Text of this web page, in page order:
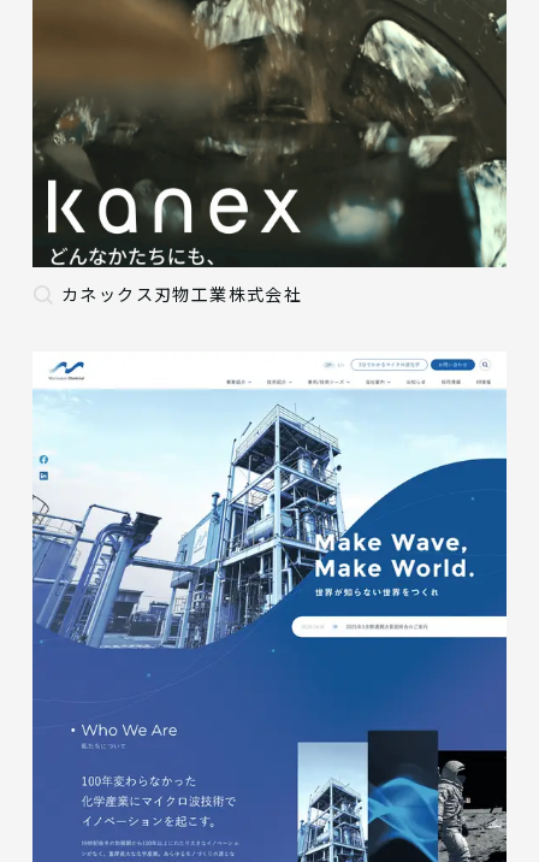
カネックス刃物工業株式会社